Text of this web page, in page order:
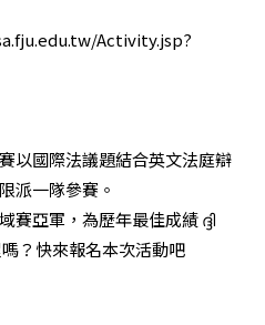
Activity.jsp?
以國際法議題結合英文法庭辯
派一隊參賽。
亞軍，為歷年最佳成績 ദ്ദി
？快來報名本次活動吧